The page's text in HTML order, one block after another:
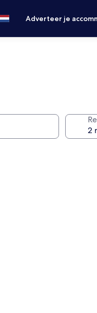
Adverteer je